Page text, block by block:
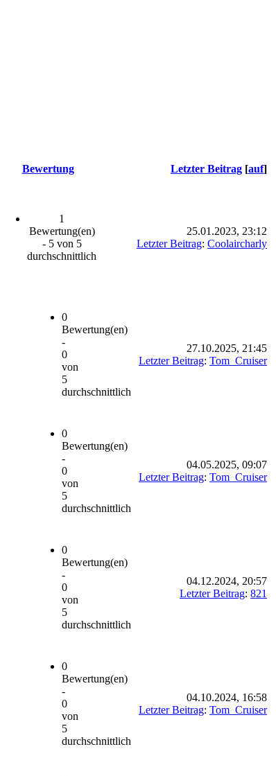
Bewertung Letzter Beitrag [auf]
1
Bewertung(en)
- 5 von 5
durchschnittlich
25.01.2023, 23:12
Letzter Beitrag: Coolaircharly
0
Bewertung(en)
-
0
von
5
durchschnittlich
27.10.2025, 21:45
Letzter Beitrag: Tom_Cruiser
0
Bewertung(en)
-
0
von
5
durchschnittlich
04.05.2025, 09:07
Letzter Beitrag: Tom_Cruiser
0
Bewertung(en)
-
0
von
5
durchschnittlich
04.12.2024, 20:57
Letzter Beitrag: 821
0
Bewertung(en)
-
0
von
5
durchschnittlich
04.10.2024, 16:58
Letzter Beitrag: Tom_Cruiser